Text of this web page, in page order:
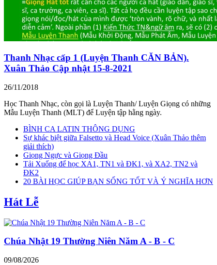
Thanh Nhạc cấp 1 (Luyện Thanh CĂN BẢN).
Xuân Thảo Cập nhật 15-8-2021
26/11/2018
Học Thanh Nhạc, còn gọi là Luyện Thanh/ Luyện Giọng có những
Mẫu Luyện Thanh (MLT) để Luyện tập hằng ngày.
BÌNH CA LATIN THÔNG DỤNG
Sự khác biệt giữa Falsetto và Head Voice (Xuân Thảo thêm
giải thích)
Giọng Ngực và Giọng Đầu
Tải Xuống để học XA1, TN1 và ĐK1, và XA2, TN2 và
ĐK2
20 BÀI HỌC GIÚP BẠN SỐNG TỐT VÀ Ý NGHĨA HƠN
Hát Lễ
Chúa Nhật 19 Thường Niên Năm A - B - C
09/08/2026